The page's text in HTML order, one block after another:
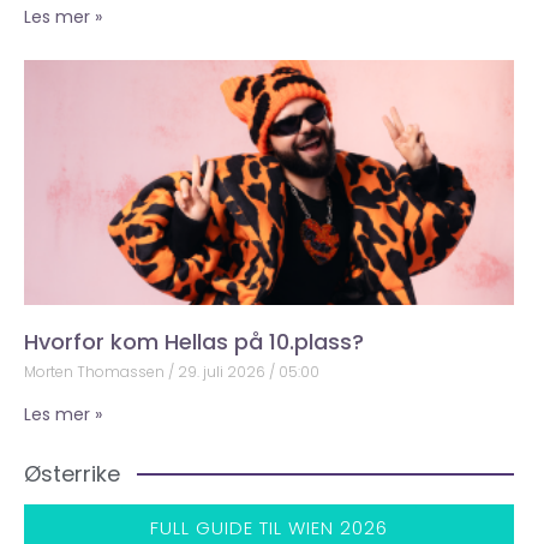
Les mer »
Hvorfor kom Hellas på 10.plass?
Morten Thomassen 29. juli 2026 05:00
Les mer »
Østerrike
FULL GUIDE TIL WIEN 2026